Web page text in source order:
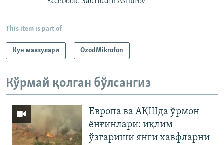
This item is part of
Кун мавзулари OzodMikrofon
Кўрмай қолган бўлсангиз
Европа ва АҚШда ўрмон
ёнғинлари: иқлим
ўзгариши янги хавфларни